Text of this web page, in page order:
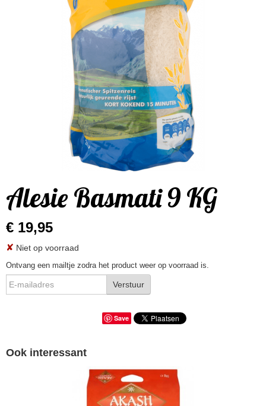
Alesie Basmati 9 KG
€ 19,95
✘ Niet op voorraad
Ontvang een mailtje zodra het product weer op voorraad is.
Verstuur
Save
Ook interessant